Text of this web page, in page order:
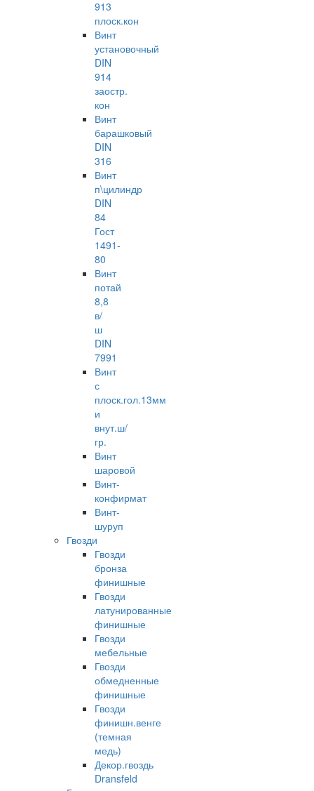
913
плоск.кон
Винт
установочный
DIN
914
заостр.
кон
Винт
барашковый
DIN
316
Винт
п\цилиндр
DIN
84
Гост
1491-
80
Винт
потай
8,8
в/
ш
DIN
7991
Винт
с
плоск.гол.13мм
и
внут.ш/
гр.
Винт
шаровой
Винт-
конфирмат
Винт-
шуруп
Гвозди
Гвозди
бронза
финишные
Гвозди
латунированные
финишные
Гвозди
мебельные
Гвозди
обмедненные
финишные
Гвозди
финишн.венге
(темная
медь)
Декор.гвоздь
Dransfeld